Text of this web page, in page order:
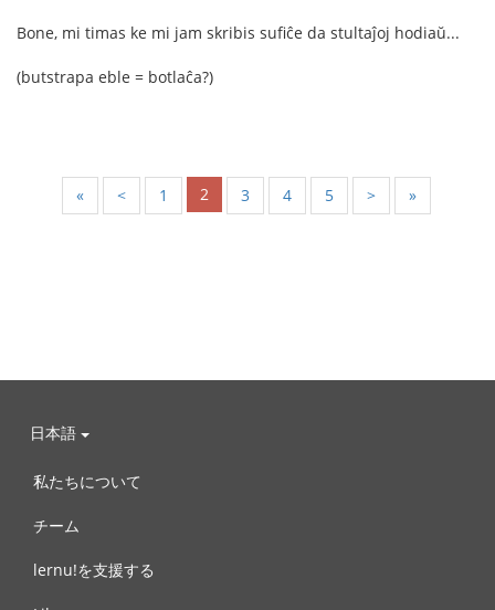
Bone, mi timas ke mi jam skribis sufiĉe da stultaĵoj hodiaŭ...
(butstrapa eble = botlaĉa?)
« < 1 2 3 4 5 > »
日本語
私たちについて
チーム
lernu!を支援する